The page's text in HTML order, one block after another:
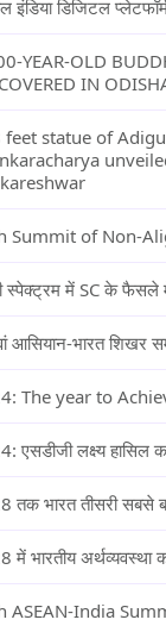
इंडिया डिजिटल
YEAR-OLD
IN
feet statue of
Summit of Non-
स्पेक्ट्रम में SC के फैसले
आसियान-भारत शिखर
The year to
एसडीजी लक्ष्य हासिल
तक भारत तीसरी सबसे
में भारतीय अर्थव्यवस्था
ASEAN-India